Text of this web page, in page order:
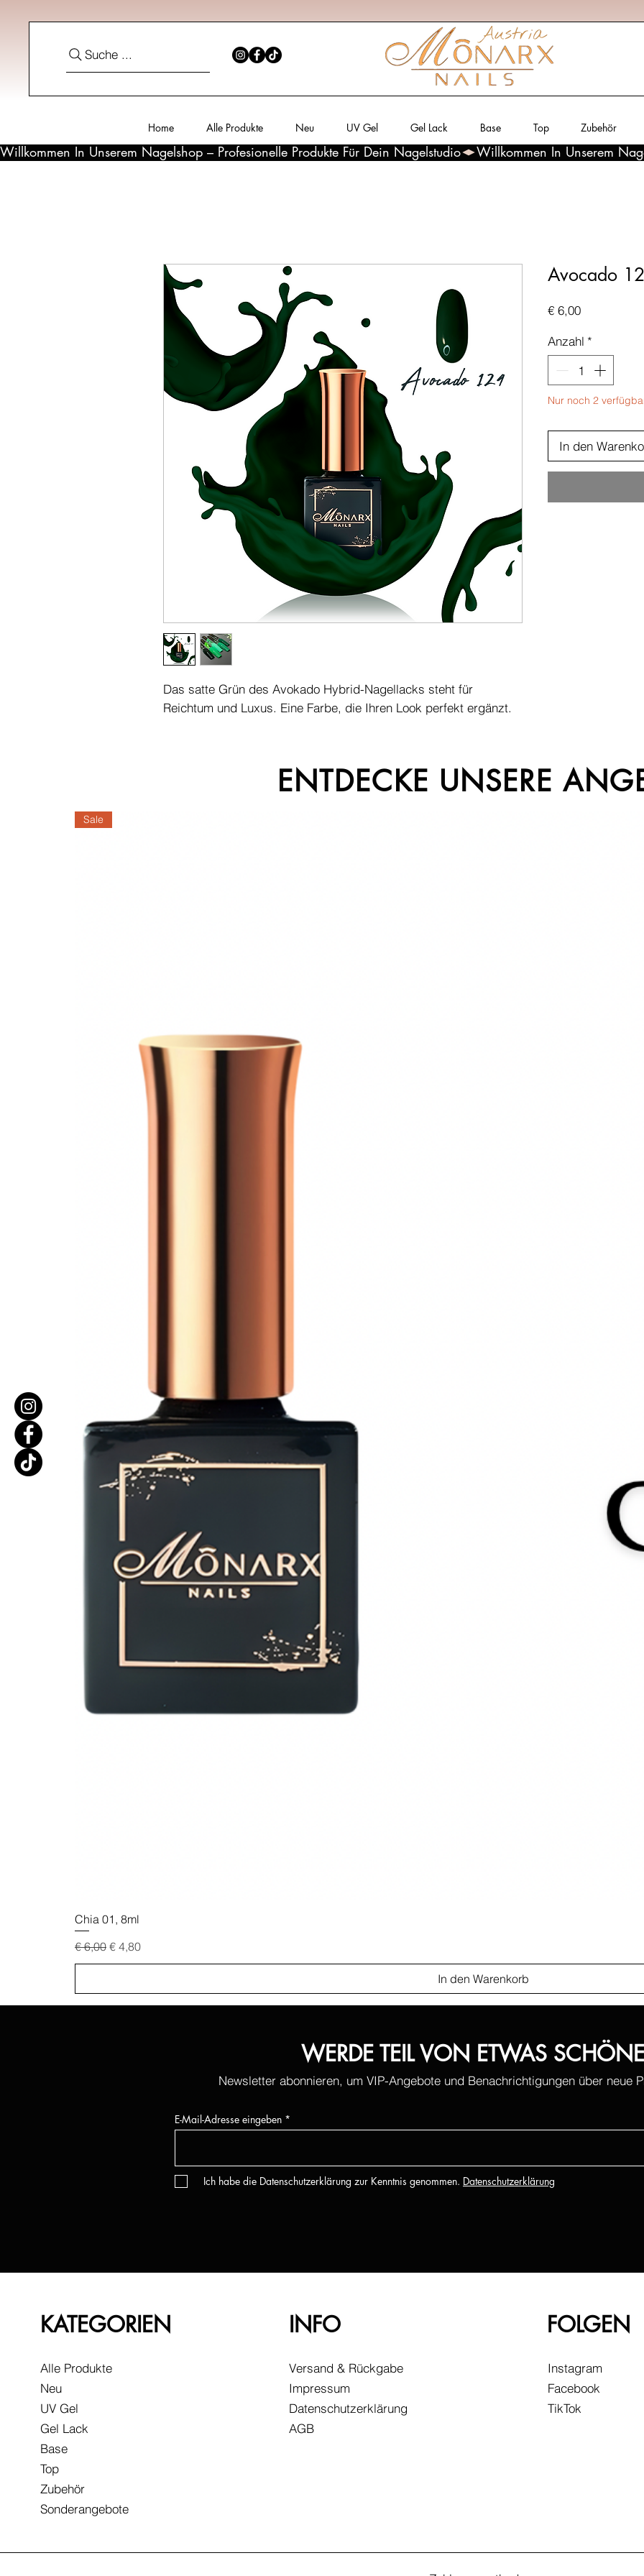
Suche ...
Home Alle Produkte Neu UV Gel Gel Lack Base Top Zubehör
Willkommen In Unserem Nagelshop – Profesionelle Produkte Für Dein Nagelstudio
Das satte Grün des Avokado Hybrid-Nagellacks steht für
Reichtum und Luxus. Eine Farbe, die Ihren Look perfekt ergänzt.
Avocado
€ 6,00Preis
Anzahl *
Nur noch 2
In den
ENTDECKE UNSERE
Sale
Chia 01, 8ml
Standardpreis
€ 6,00 Sale-Preis
€ 4,80
In den Warenkorb
WERDE TEIL VON ETWAS
Newsletter abonnieren, um VIP-Angebote und Benachrichtigungen über neue
E-Mail-Adresse eingeben
Ich habe die Datenschutzerklärung zur Kenntnis genommen. Datenschutzerklärung
KATEGORIEN
Alle Produkte
Neu
UV Gel
Gel Lack
Base
Top
Zubehör
Sonderangebote
INFO
Versand & Rückgabe
Impressum
Datenschutzerklärung
AGB
FOLGEN
Instagram
Facebook
TikTok